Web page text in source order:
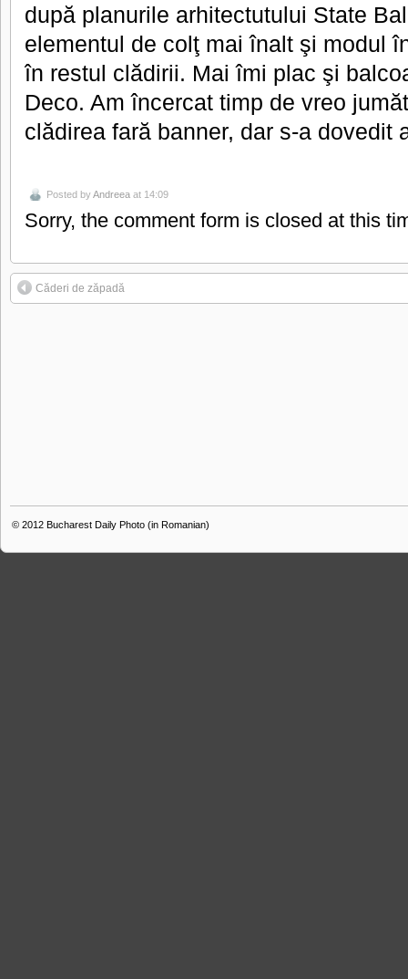
după planurile arhitectutului State
elementul de colţ mai înalt şi modul
în restul clădirii. Mai îmi plac şi
Deco. Am încercat timp de vreo
clădirea fară banner, dar s-a dovedit
Posted byAndreea at 14:09
Sorry, the comment form is closed at this
Căderi de zăpadă
© 2012 Bucharest Daily Photo (in Romanian)